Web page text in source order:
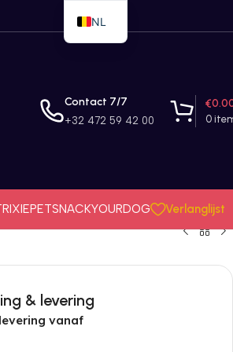
Contact 7/7
+32 472 59 42 00 0
€
PETSNACKYOURDOG
Verlanglijst
& levering
vanaf
NL
EN